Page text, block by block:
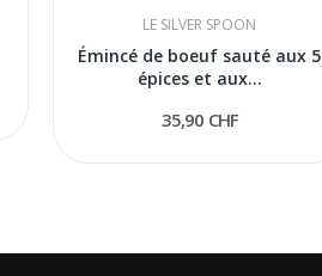
LE SILVER SPOON
Émincé de boeuf sauté aux 5
épices et aux...
35,90 CHF